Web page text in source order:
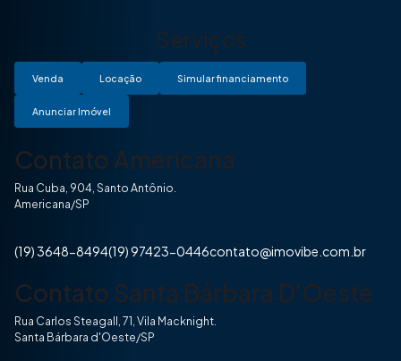
Serviços
Venda Locação Simular financiamento
Anunciar Imóvel
Contato Americana
Rua Cuba, 904, Santo Antônio.
Americana/SP
(19) 3648-8494(19) 97423-0446contato@imovibe.com.br
Contato Santa Bárbara D'Oeste
Rua Carlos Steagall, 71, Vila Macknight.
Santa Bárbara d'Oeste/SP